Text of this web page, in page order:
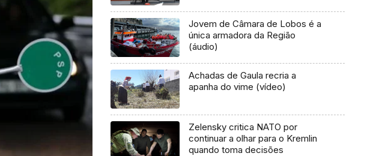
Jovem de Câmara de Lobos é a
única armadora da Região
(áudio)
Achadas de Gaula recria a
apanha do vime (vídeo)
Zelensky critica NATO por
continuar a olhar para o Kremlin
quando toma decisões